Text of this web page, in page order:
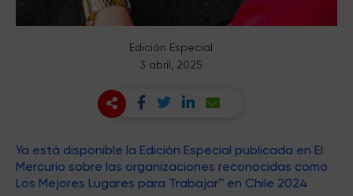
Edición Especial
3 abril, 2025
Ya está disponible la Edición Especial publicada en El
Mercurio sobre las organizaciones reconocidas como
Los Mejores Lugares para Trabajar™ en Chile 2024